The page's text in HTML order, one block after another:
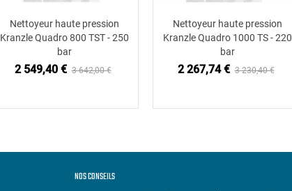
Ajouter au panier
Nettoyeur haute pression
Kranzle Quadro 800 TST - 250
bar
2 549,40 € 3 642,00 €
Ajouter au panier
Nettoyeur haute pression
Kranzle Quadro 1000 TS - 220
bar
2 267,74 € 3 230,40 €
NOS CONSEILS